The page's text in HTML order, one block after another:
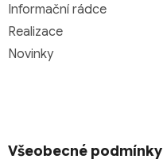
Informační rádce
Realizace
Novinky
Všeobecné podmínky